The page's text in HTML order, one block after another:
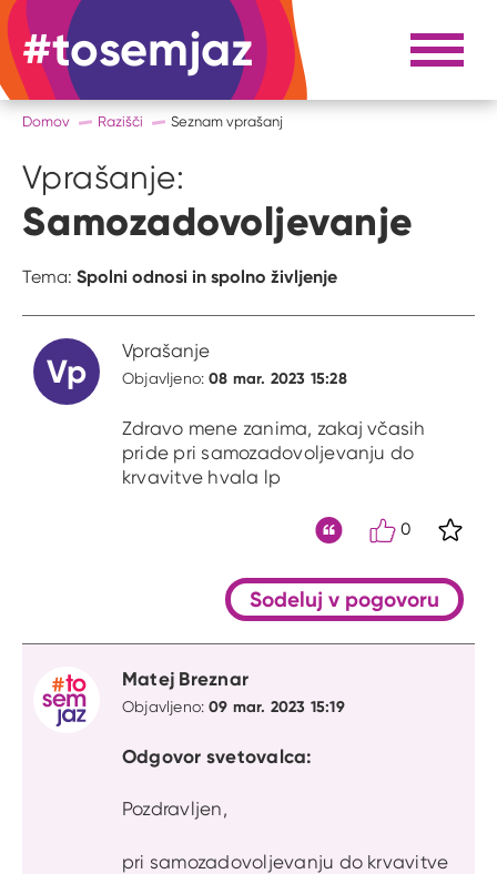
#tosemjaz #to sem jaz Razpri
Domov Razišči Seznam vprašanj
Vprašanje:
Samozadovoljevanje
Tema: Spolni odnosi in spolno življenje
Vp
Vprašanje
Objavljeno:08 mar. 2023 15:28
Zdravo mene zanima, zakaj včasih
pride pri samozadovoljevanju do
krvavitve hvala lp
0
Sodeluj v pogovoru
Matej Breznar
Objavljeno:09 mar. 2023 15:19
Odgovor svetovalca:
Pozdravljen,
pri samozadovoljevanju do krvavitve